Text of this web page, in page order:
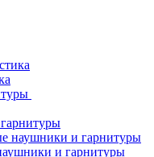
наушники и гарнитуры
и гарнитуры